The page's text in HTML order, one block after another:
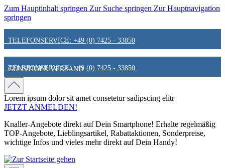
Zum Hauptinhalt springen Zur Suche springen Zur Hauptnavigation
springen
TELEFONSERVICE: +49 (0) 7425 - 33850
GÜNSTIGER VERSAND
FAIR & KUNDENORIENTIERT
HINWEIS ZU STATIONÄREN PREISEN
TELEFONSERVICE: +49 (0) 7425 - 33850
GÜNSTIGER VERSAND
FAIR & KUNDENORIENTIERT
HINWEIS ZU STATIONÄREN PREISEN
Lorem ipsum dolor sit amet consetetur sadipscing elitr
JETZT ANMELDEN!
Knaller-Angebote direkt auf Dein Smartphone! Erhalte regelmäßig
TOP-Angebote, Lieblingsartikel, Rabattaktionen, Sonderpreise,
wichtige Infos und vieles mehr direkt auf Dein Handy!